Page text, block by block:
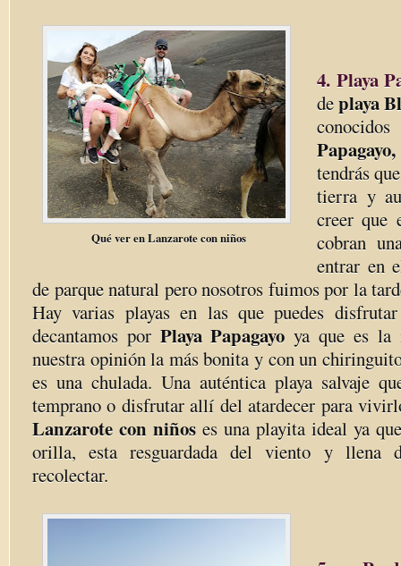
Qué ver en Lanzarote con niños
4. Playa
deplaya
tendrás
tierra y
creer que
cobran
entrar en
de parque natural pero nosotros fuimos por la
Hay varias playas en las que puedes
decantamos por Playa Papagayoya que es la
nuestra opinión la más bonita y con un
es una chulada. Una auténtica playa salvaje
temprano o disfrutar allí del atardecer para
Lanzarote con niños es una playita ideal ya
orilla, esta resguardada del viento y llena
recolectar.